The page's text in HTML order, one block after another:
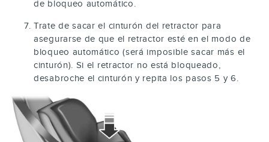
de bloqueo automático.
Trate de sacar el cinturón del retractor para
asegurarse de que el retractor esté en el modo de
bloqueo automático (será imposible sacar más el
cinturón). Si el retractor no está bloqueado,
desabroche el cinturón y repita los pasos 5 y 6.